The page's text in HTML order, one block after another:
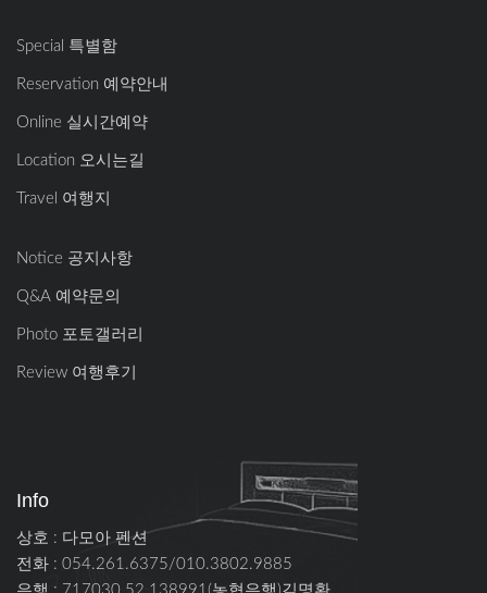
Special 특별함
Reservation 예약안내
Online 실시간예약
Location 오시는길
Travel 여행지
Notice 공지사항
Q&A 예약문의
Photo 포토갤러리
Review 여행후기
Info
상호 : 다모아 펜션
전화 : 054.261.6375/010.3802.9885